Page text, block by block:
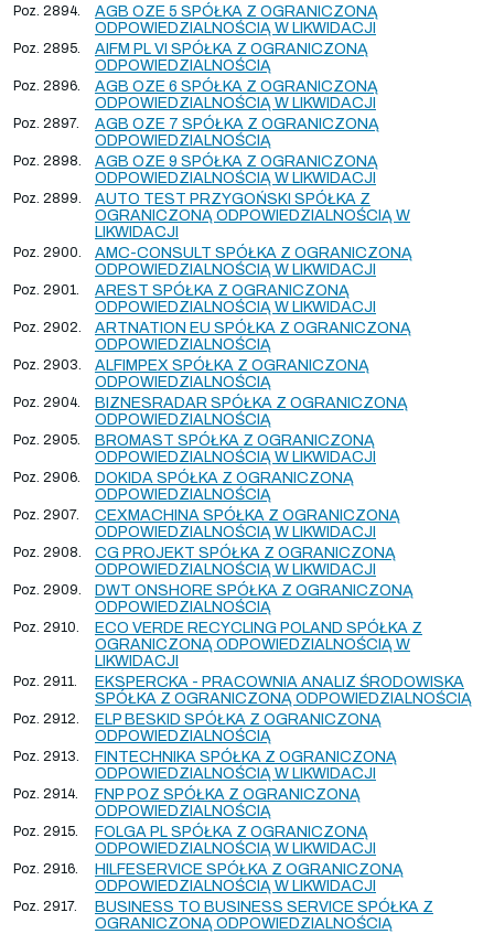
Poz. 2894.
AGB OZE 5 SPÓŁKA Z OGRANICZONĄ
ODPOWIEDZIALNOŚCIĄ W LIKWIDACJI
Poz. 2895.
AIFM PL VI SPÓŁKA Z OGRANICZONĄ
ODPOWIEDZIALNOŚCIĄ
Poz. 2896.
AGB OZE 6 SPÓŁKA Z OGRANICZONĄ
ODPOWIEDZIALNOŚCIĄ W LIKWIDACJI
Poz. 2897.
AGB OZE 7 SPÓŁKA Z OGRANICZONĄ
ODPOWIEDZIALNOŚCIĄ
Poz. 2898.
AGB OZE 9 SPÓŁKA Z OGRANICZONĄ
ODPOWIEDZIALNOŚCIĄ W LIKWIDACJI
Poz. 2899.
AUTO TEST PRZYGOŃSKI SPÓŁKA Z
OGRANICZONĄ ODPOWIEDZIALNOŚCIĄ W
LIKWIDACJI
Poz. 2900.
AMC-CONSULT SPÓŁKA Z OGRANICZONĄ
ODPOWIEDZIALNOŚCIĄ W LIKWIDACJI
Poz. 2901.
AREST SPÓŁKA Z OGRANICZONĄ
ODPOWIEDZIALNOŚCIĄ W LIKWIDACJI
Poz. 2902.
ARTNATION EU SPÓŁKA Z OGRANICZONĄ
ODPOWIEDZIALNOŚCIĄ
Poz. 2903.
ALFIMPEX SPÓŁKA Z OGRANICZONĄ
ODPOWIEDZIALNOŚCIĄ
Poz. 2904.
BIZNESRADAR SPÓŁKA Z OGRANICZONĄ
ODPOWIEDZIALNOŚCIĄ
Poz. 2905.
BROMAST SPÓŁKA Z OGRANICZONĄ
ODPOWIEDZIALNOŚCIĄ W LIKWIDACJI
Poz. 2906.
DOKIDA SPÓŁKA Z OGRANICZONĄ
ODPOWIEDZIALNOŚCIĄ
Poz. 2907.
CEXMACHINA SPÓŁKA Z OGRANICZONĄ
ODPOWIEDZIALNOŚCIĄ W LIKWIDACJI
Poz. 2908.
CG PROJEKT SPÓŁKA Z OGRANICZONĄ
ODPOWIEDZIALNOŚCIĄ W LIKWIDACJI
Poz. 2909.
DWT ONSHORE SPÓŁKA Z OGRANICZONĄ
ODPOWIEDZIALNOŚCIĄ
Poz. 2910.
ECO VERDE RECYCLING POLAND SPÓŁKA Z
OGRANICZONĄ ODPOWIEDZIALNOŚCIĄ W
LIKWIDACJI
Poz. 2911.
EKSPERCKA - PRACOWNIA ANALIZ ŚRODOWISKA
SPÓŁKA Z OGRANICZONĄ ODPOWIEDZIALNOŚCIĄ
Poz. 2912.
ELP BESKID SPÓŁKA Z OGRANICZONĄ
ODPOWIEDZIALNOŚCIĄ
Poz. 2913.
FINTECHNIKA SPÓŁKA Z OGRANICZONĄ
ODPOWIEDZIALNOŚCIĄ W LIKWIDACJI
Poz. 2914.
FNP POZ SPÓŁKA Z OGRANICZONĄ
ODPOWIEDZIALNOŚCIĄ
Poz. 2915.
FOLGA PL SPÓŁKA Z OGRANICZONĄ
ODPOWIEDZIALNOŚCIĄ W LIKWIDACJI
Poz. 2916.
HILFESERVICE SPÓŁKA Z OGRANICZONĄ
ODPOWIEDZIALNOŚCIĄ W LIKWIDACJI
Poz. 2917.
BUSINESS TO BUSINESS SERVICE SPÓŁKA Z
OGRANICZONĄ ODPOWIEDZIALNOŚCIĄ